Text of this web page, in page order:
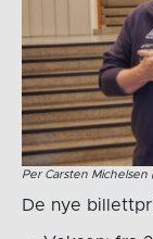
Per Carsten
De nye